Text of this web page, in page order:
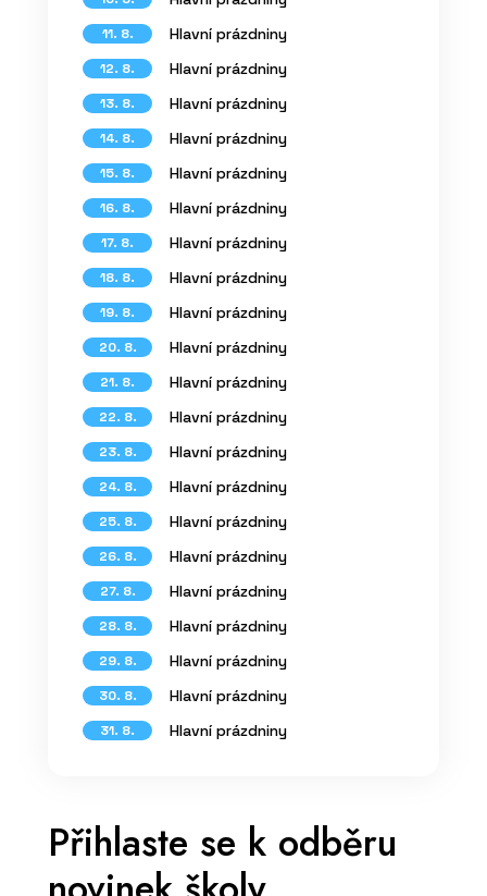
11. 8. Hlavní prázdniny
12. 8. Hlavní prázdniny
13. 8. Hlavní prázdniny
14. 8. Hlavní prázdniny
15. 8. Hlavní prázdniny
16. 8. Hlavní prázdniny
17. 8. Hlavní prázdniny
18. 8. Hlavní prázdniny
19. 8. Hlavní prázdniny
20. 8. Hlavní prázdniny
21. 8. Hlavní prázdniny
22. 8. Hlavní prázdniny
23. 8. Hlavní prázdniny
24. 8. Hlavní prázdniny
25. 8. Hlavní prázdniny
26. 8. Hlavní prázdniny
27. 8. Hlavní prázdniny
28. 8. Hlavní prázdniny
29. 8. Hlavní prázdniny
30. 8. Hlavní prázdniny
31. 8. Hlavní prázdniny
Přihlaste se k odběru